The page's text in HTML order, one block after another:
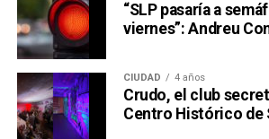
“SLP pasaría a
viernes”: Andreu
CIUDAD 4 años
Crudo, el club
Centro Histórico de